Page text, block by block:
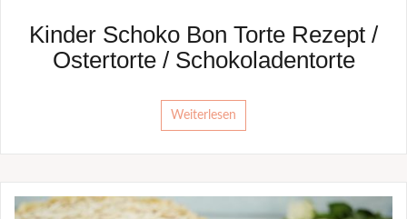
Kinder Schoko Bon Torte Rezept /
Ostertorte / Schokoladentorte
Weiterlesen